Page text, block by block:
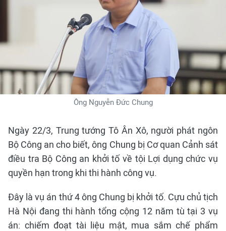
Ông Nguyễn Đức Chung
Ngày 22/3, Trung tướng Tô Ân Xô, người phát ngôn
Bộ Công an cho biết, ông Chung bị Cơ quan Cảnh sát
điều tra Bộ Công an khởi tố về tội Lợi dụng chức vụ
quyền hạn trong khi thi hành công vụ.
Đây là vụ án thứ 4 ông Chung bị khởi tố. Cựu chủ tịch
Hà Nội đang thi hành tổng cộng 12 năm tù tại 3 vụ
án: chiếm đoạt tài liệu mật, mua sắm chế phẩm